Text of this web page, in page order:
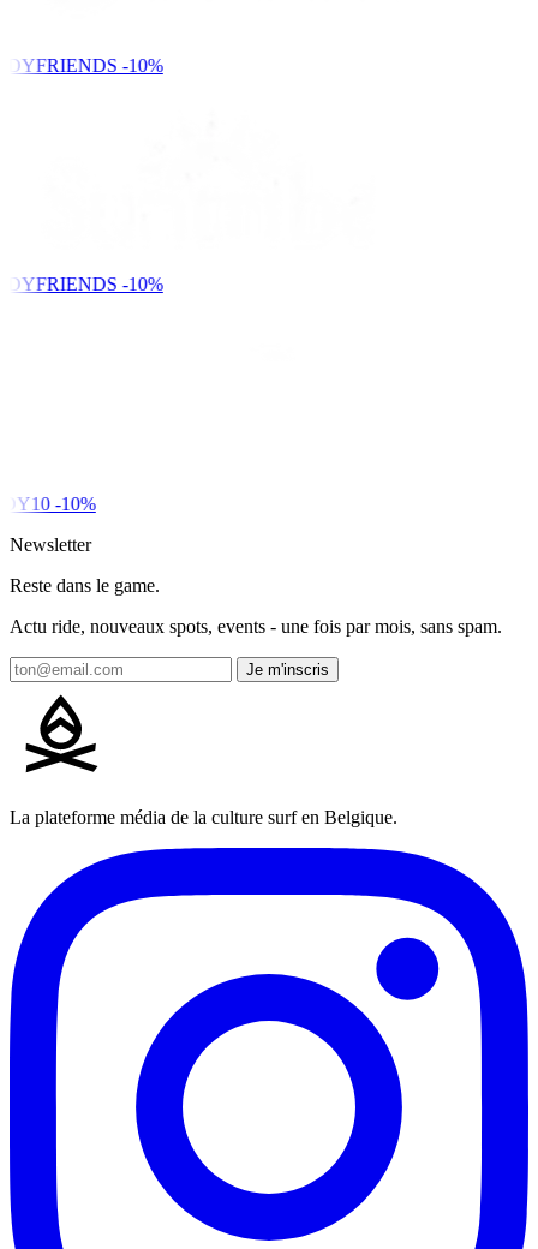
-10%
-10%
-10%
Newsletter
Reste dans le game.
Actu ride, nouveaux spots, events - une fois par mois, sans spam.
Je m'inscris
La plateforme média de la culture surf en Belgique.